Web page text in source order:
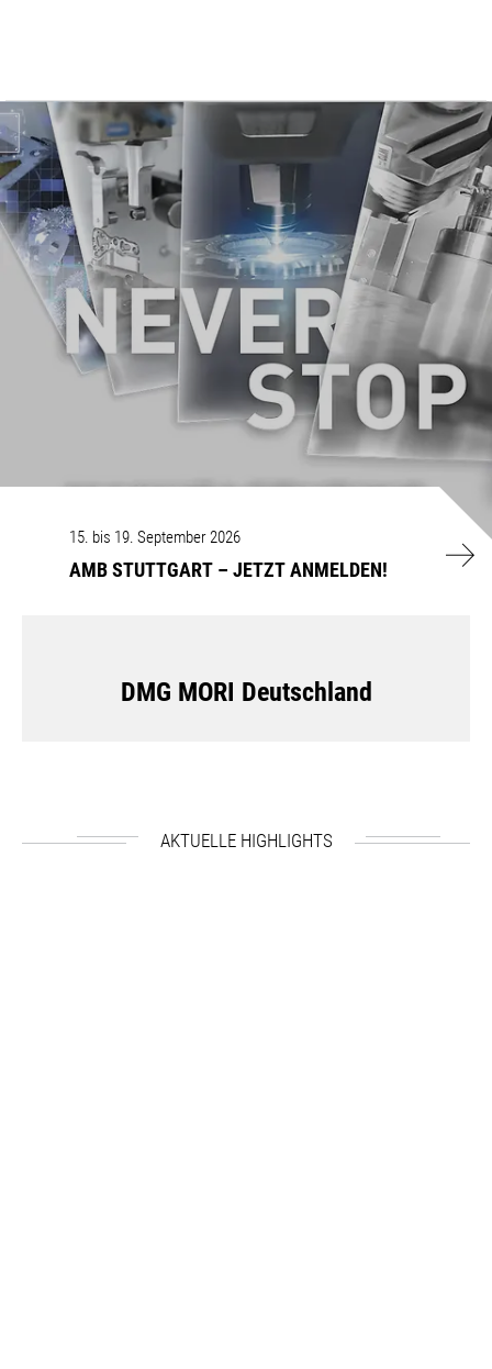
15. bis 19. September 2026
AMB STUTTGART – JETZT ANMELDEN!
AMB STUTTGART – JETZT ANMELDEN!
DMG MORI Deutschland
AKTUELLE HIGHLIGHTS